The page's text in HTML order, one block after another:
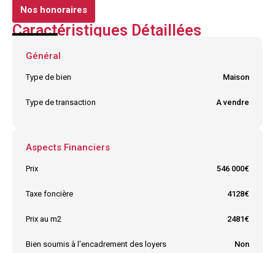
Nos honoraires
Caractéristiques Détaillées
Général
Type de bien Maison
Type de transaction A vendre
Aspects Financiers
Prix 546 000€
Taxe foncière 4128€
Prix au m2 2481€
Bien soumis à l'encadrement des loyers Non